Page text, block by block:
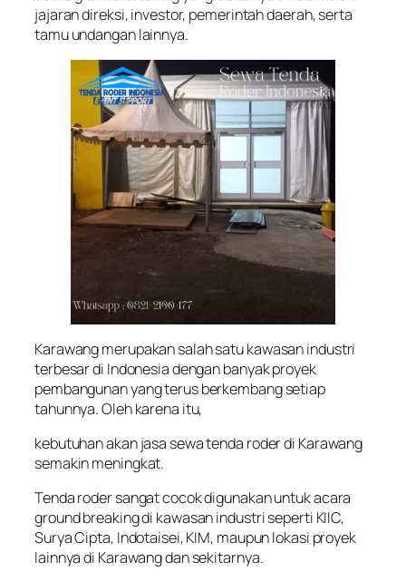
jajaran direksi, investor, pemerintah daerah, serta
tamu undangan lainnya.
Karawang merupakan salah satu kawasan industri
terbesar di Indonesia dengan banyak proyek
pembangunan yang terus berkembang setiap
tahunnya. Oleh karena itu,
kebutuhan akan jasa sewa tenda roder di Karawang
semakin meningkat.
Tenda roder sangat cocok digunakan untuk acara
ground breaking di kawasan industri seperti KIIC,
Surya Cipta, Indotaisei, KIM, maupun lokasi proyek
lainnya di Karawang dan sekitarnya.